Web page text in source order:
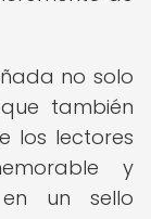
no solo
también
los lectores
y
un sello